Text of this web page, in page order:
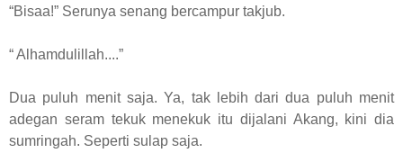
“Bisaa!” Serunya senang bercampur takjub.
“ Alhamdulillah....”
Dua puluh menit saja. Ya, tak lebih dari dua puluh menit
adegan seram tekuk menekuk itu dijalani Akang, kini dia
sumringah. Seperti sulap saja.